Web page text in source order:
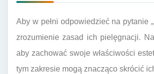
Aby w pełni odpowiedzieć na pytanie
zrozumienie zasad ich pielęgnacji.
aby zachować swoje właściwości
tym zakresie mogą znacząco skrócić